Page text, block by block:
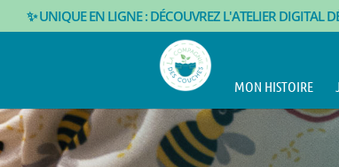
✨ UNIQUE EN LIGNE : DÉCOUVREZ L'ATELIER DIGITAL
MON HISTOIRE